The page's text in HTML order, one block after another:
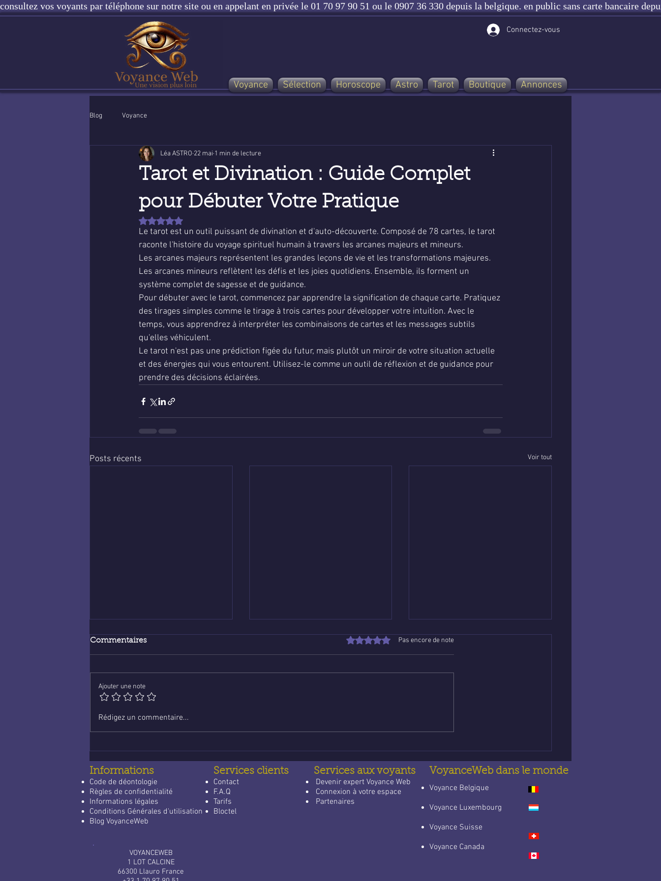
consultez vos voyants par téléphone sur notre site ou en appelant en privée le 01 70 97 90 51 ou le 0907 36 330 depuis la belgique. en public sans carte bancaire
Connectez-vous
Voyance Sélection Horoscope Astro Tarot Boutique Annonces
Blog Voyance
Tarot et Divination : Guide Complet
pour Débuter Votre Pratique
Léa ASTRO 22 mai 1 min de lecture
Noté NaN étoiles sur 5.
Le tarot est un outil puissant de divination et d'auto-découverte. Composé de 78 cartes, le tarot
raconte l'histoire du voyage spirituel humain à travers les arcanes majeurs et mineurs.
Les arcanes majeurs représentent les grandes leçons de vie et les transformations majeures.
Les arcanes mineurs reflètent les défis et les joies quotidiens. Ensemble, ils forment un
système complet de sagesse et de guidance.
Pour débuter avec le tarot, commencez par apprendre la signification de chaque carte. Pratiquez
des tirages simples comme le tirage à trois cartes pour développer votre intuition. Avec le
temps, vous apprendrez à interpréter les combinaisons de cartes et les messages subtils
qu'elles véhiculent.
Le tarot n'est pas une prédiction figée du futur, mais plutôt un miroir de votre situation actuelle
et des énergies qui vous entourent. Utilisez-le comme un outil de réflexion et de guidance pour
prendre des décisions éclairées.
Posts récents Voir tout
Voyance en ligne :
des réponses
quotidien
Commentaires Noté 0 étoile sur 5.Pas encore de note
Ajouter une note
Rédigez un commentaire...
Informations
Code de déontologie
Règles de confidentialité
Informations légales
Conditions Générales d'utilisation
Blog VoyanceWeb
Services clients
Contact
F.A.Q
Tarifs
Bloctel
Services aux voyants
Devenir expert Voyance Web
Connexion à votre espace
Partenaires
VOYANCEWEB
1 LOT CALCINE
66300 Llauro France
VoyanceWeb dans le monde
​Voyance Belgique
Voyance Luxembourg
Voyance Suisse
Voyance Canada